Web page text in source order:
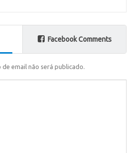
Facebook Comments
de email não será publicado.